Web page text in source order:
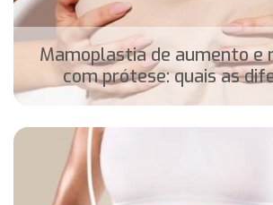
Mamoplastia de aumento e
com prótese: quais as